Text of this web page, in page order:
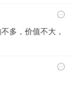
多，价值不大，